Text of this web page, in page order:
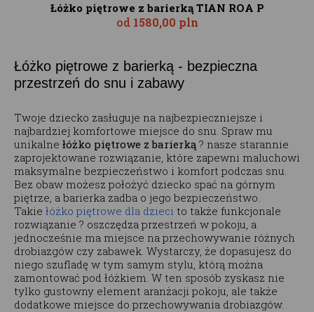
Łóżko piętrowe z barierką TIAN ROA P
od 1580,00 pln
Łóżko piętrowe z barierką - bezpieczna
przestrzeń do snu i zabawy
Twoje dziecko zasługuje na najbezpieczniejsze i
najbardziej komfortowe miejsce do snu. Spraw mu
unikalne łóżko piętrowe z barierką ? nasze starannie
zaprojektowane rozwiązanie, które zapewni maluchowi
maksymalne bezpieczeństwo i komfort podczas snu.
Bez obaw możesz położyć dziecko spać na górnym
piętrze, a barierka zadba o jego bezpieczeństwo.
Takie łóżko piętrowe dla dzieci to także funkcjonale
rozwiązanie ? oszczędza przestrzeń w pokoju, a
jednocześnie ma miejsce na przechowywanie różnych
drobiazgów czy zabawek. Wystarczy, że dopasujesz do
niego szufladę w tym samym stylu, którą można
zamontować pod łóżkiem. W ten sposób zyskasz nie
tylko gustowny element aranżacji pokoju, ale także
dodatkowe miejsce do przechowywania drobiazgów.